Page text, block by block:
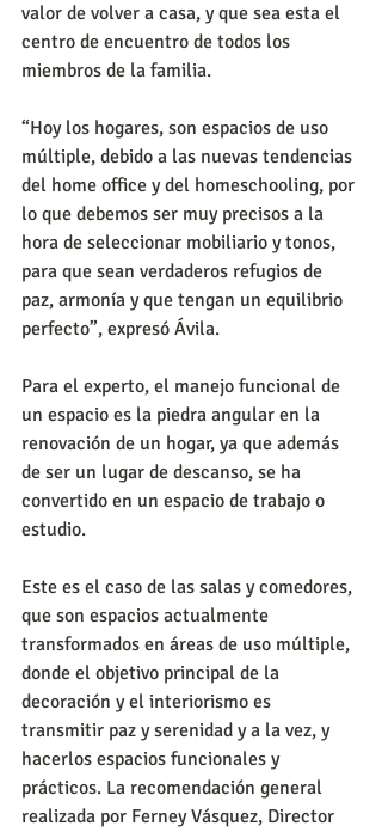
valor de volver a casa, y que sea esta el
centro de encuentro de todos los
miembros de la familia.
“Hoy los hogares, son espacios de uso
múltiple, debido a las nuevas tendencias
del home office y del homeschooling, por
lo que debemos ser muy precisos a la
hora de seleccionar mobiliario y tonos,
para que sean verdaderos refugios de
paz, armonía y que tengan un equilibrio
perfecto”, expresó Ávila.
Para el experto, el manejo funcional de
un espacio es la piedra angular en la
renovación de un hogar, ya que además
de ser un lugar de descanso, se ha
convertido en un espacio de trabajo o
estudio.
Este es el caso de las salas y comedores,
que son espacios actualmente
transformados en áreas de uso múltiple,
donde el objetivo principal de la
decoración y el interiorismo es
transmitir paz y serenidad y a la vez, y
hacerlos espacios funcionales y
prácticos. La recomendación general
realizada por Ferney Vásquez, Director